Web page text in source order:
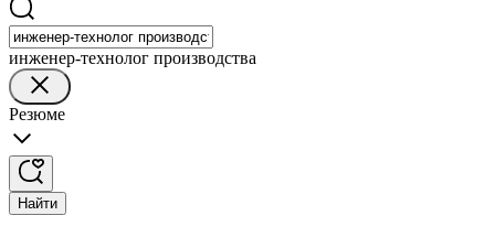
инженер-технолог производства
Резюме
Найти